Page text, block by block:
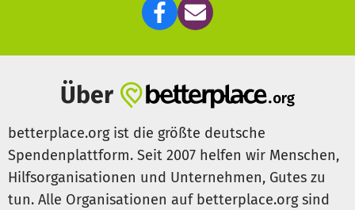
Im Rahmen des Projekts veröffentlicht die „Initiative
bundesweiten Erhebung zu den Ursachen von Gewalt im
sozialen Nahbereich. Zudem präsentieren wir
Lösungsansätze und Präventionsmöglichkeiten, um Gewalt
frühzeitiger zu erkennen und zu verhindern.
Mit deiner Spende unterstützt du die Umsetzung der
Installation, Technik, Druckmaterialien, Raummiete,
Über
betterplace.org ist die größte deutsche
Spendenplattform. Seit 2007 helfen wir Menschen,
Hilfsorganisationen und Unternehmen, Gutes zu
tun. Alle Organisationen auf betterplace.org sind